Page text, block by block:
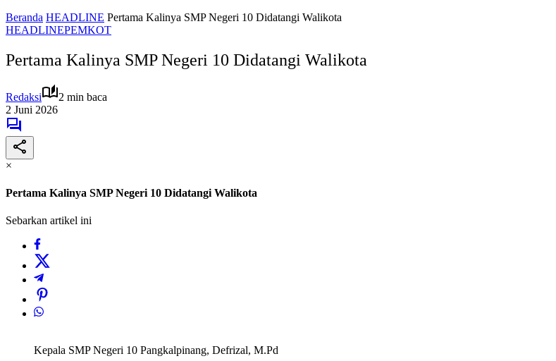
Beranda HEADLINE Pertama Kalinya SMP Negeri 10 Didatangi Walikota
HEADLINEPEMKOT
Pertama Kalinya SMP Negeri 10 Didatangi Walikota
Redaksi
2 min baca
2 Juni 2026
×
Pertama Kalinya SMP Negeri 10 Didatangi Walikota
Sebarkan artikel ini
Kepala SMP Negeri 10 Pangkalpinang, Defrizal, M.Pd